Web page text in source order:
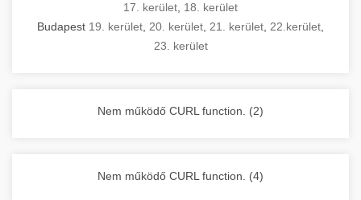
üzembe helyezés koordinálásában. Hosszú távú
garancia, gyors szerviz és folyamatos műszaki
támogatás biztosítja az Ön nyugalmát és
Nagykonyhai berendezések komplett
17. kerület 18. kerület
Budapest 19. kerület 20. kerület 21. kerület 22.kerület
23. kerület
Nem működő CURL function. (2)
Nem működő CURL function. (4)